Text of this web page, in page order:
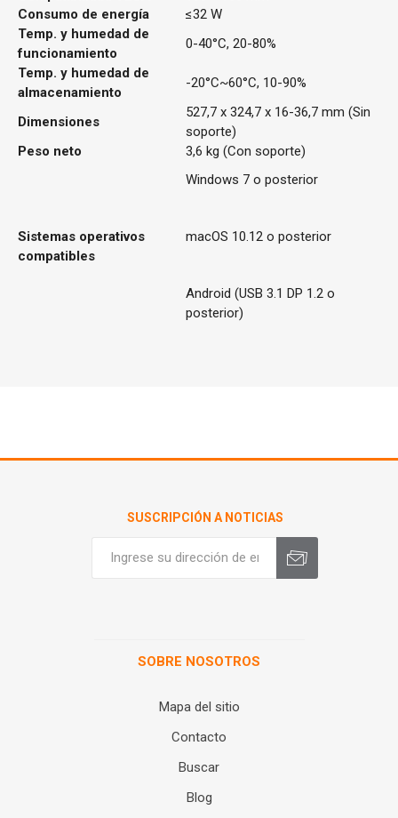
Consumo de energía
≤32 W
Temp. y humedad de
funcionamiento
0-40°C, 20-80%
Temp. y humedad de
almacenamiento
-20°C~60°C, 10-90%
Dimensiones
527,7 x 324,7 x 16-36,7 mm (Sin
soporte)
Peso neto
3,6 kg (Con soporte)
Sistemas operativos
compatibles
Windows 7 o posterior
macOS 10.12 o posterior
Android (USB 3.1 DP 1.2 o
posterior)
SUSCRIPCIÓN A NOTICIAS
SOBRE NOSOTROS
Mapa del sitio
Contacto
Buscar
Blog